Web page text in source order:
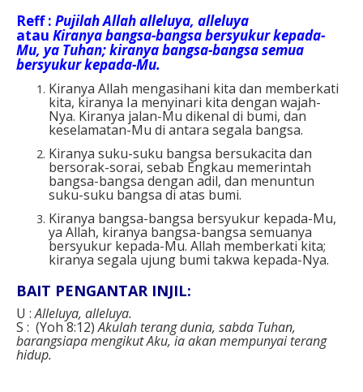
Reff : Pujilah Allah alleluya, alleluya
atau Kiranya bangsa-bangsa bersyukur kepada-
Mu, ya Tuhan; kiranya bangsa-bangsa semua
bersyukur kepada-Mu.
Kiranya Allah mengasihani kita dan memberkati
kita, kiranya Ia menyinari kita dengan wajah-
Nya. Kiranya jalan-Mu dikenal di bumi, dan
keselamatan-Mu di antara segala bangsa.
Kiranya suku-suku bangsa bersukacita dan
bersorak-sorai, sebab Engkau memerintah
bangsa-bangsa dengan adil, dan menuntun
suku-suku bangsa di atas bumi.
Kiranya bangsa-bangsa bersyukur kepada-Mu,
ya Allah, kiranya bangsa-bangsa semuanya
bersyukur kepada-Mu. Allah memberkati kita;
kiranya segala ujung bumi takwa kepada-Nya.
BAIT PENGANTAR INJIL:
U :Alleluya, alleluya.
S : (Yoh 8:12)Akulah terang dunia, sabda Tuhan,
barangsiapa mengikut Aku, ia akan mempunyai terang
hidup.